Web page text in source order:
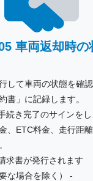
車両返却時の
して車両の状態を確認
書」に記録します。
続き完了のサインを
、ETC料金、走行距離
求書が発行されます
な場合を除く） -